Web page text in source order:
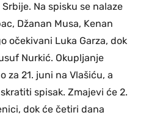
Na spisku se nalaze
Džanan Musa, Kenan
očekivani Luka Garza, dok
Nurkić. Okupljanje
za 21. juni na Vlašiću, a
spisak. Zmajevi će 2.
dok će četiri dana